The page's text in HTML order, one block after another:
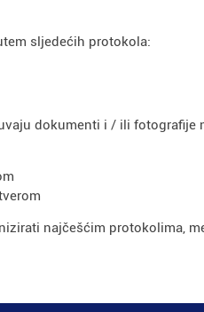
sljedećih protokola:
dokumenti i / ili fotografije
najčešćim protokolima,